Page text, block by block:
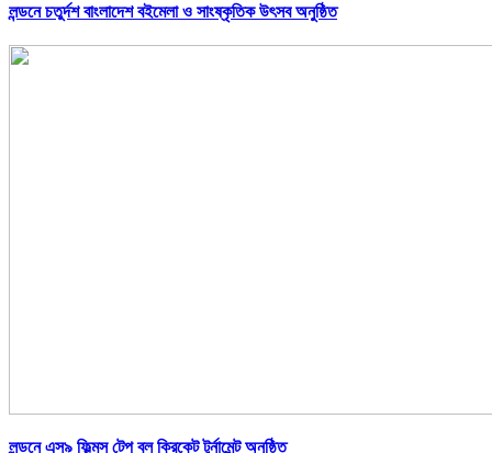
লন্ডনে চতুর্দশ বাংলাদেশ বইমেলা ও সাংষ্কৃতিক উৎসব অনুষ্ঠিত
লন্ডনে এস৯ ফিল্মস টেপ বল ক্রিকেট টুর্নামেন্ট অনুষ্ঠিত